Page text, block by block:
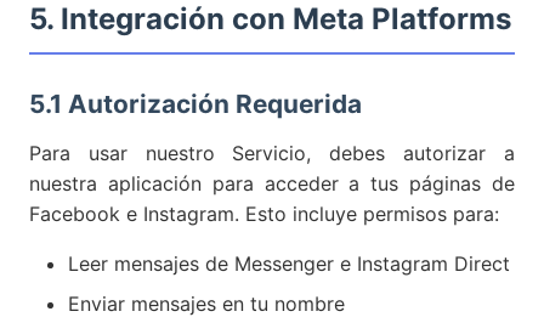
5. Integración con Meta Platforms
5.1 Autorización Requerida
Para usar nuestro Servicio, debes autorizar a
nuestra aplicación para acceder a tus páginas de
Facebook e Instagram. Esto incluye permisos para:
Leer mensajes de Messenger e Instagram Direct
Enviar mensajes en tu nombre